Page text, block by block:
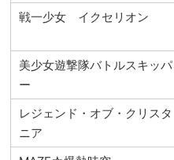
戦一少女 イクセリオン
美少女遊撃隊バトルスキッパ
ー
レジェンド・オブ・クリスタ
ニア